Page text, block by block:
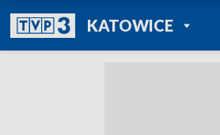
KATOWICEPOWRÓT DO
TVP REGIONY